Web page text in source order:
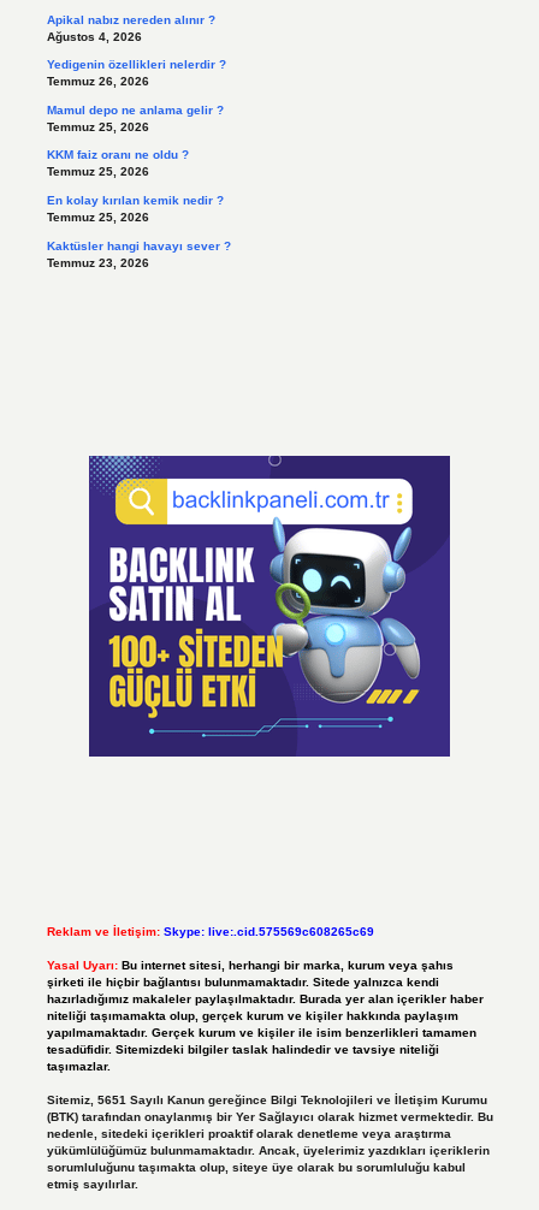
Apikal nabız nereden alınır ?
Ağustos 4, 2026
Yedigenin özellikleri nelerdir ?
Temmuz 26, 2026
Mamul depo ne anlama gelir ?
Temmuz 25, 2026
KKM faiz oranı ne oldu ?
Temmuz 25, 2026
En kolay kırılan kemik nedir ?
Temmuz 25, 2026
Kaktüsler hangi havayı sever ?
Temmuz 23, 2026
Reklam ve İletişim: Skype: live:.cid.575569c608265c69
Yasal Uyarı: Bu internet sitesi, herhangi bir marka, kurum veya şahıs
şirketi ile hiçbir bağlantısı bulunmamaktadır. Sitede yalnızca kendi
hazırladığımız makaleler paylaşılmaktadır. Burada yer alan içerikler haber
niteliği taşımamakta olup, gerçek kurum ve kişiler hakkında paylaşım
yapılmamaktadır. Gerçek kurum ve kişiler ile isim benzerlikleri tamamen
tesadüfidir. Sitemizdeki bilgiler taslak halindedir ve tavsiye niteliği
taşımazlar.
Sitemiz, 5651 Sayılı Kanun gereğince Bilgi Teknolojileri ve İletişim Kurumu
(BTK) tarafından onaylanmış bir Yer Sağlayıcı olarak hizmet vermektedir. Bu
nedenle, sitedeki içerikleri proaktif olarak denetleme veya araştırma
yükümlülüğümüz bulunmamaktadır. Ancak, üyelerimiz yazdıkları içeriklerin
sorumluluğunu taşımakta olup, siteye üye olarak bu sorumluluğu kabul
etmiş sayılırlar.